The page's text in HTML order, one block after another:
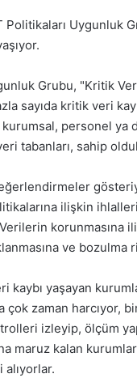
Politikaları Uygunluk
Grubu, "Kritik
sayıda kritik veri
personel ya
tabanları, sahip
ilişkin
korunmasına
ve
kaybı yaşayan
çok zaman harcıyor,
izleyip, ölçüm
maruz kalan